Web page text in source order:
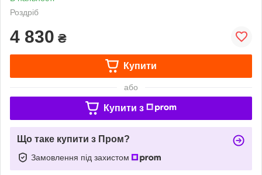
Роздріб
4 830 ₴
Купити
або
Купити з
Що таке купити з Пром?
Замовлення під захистом